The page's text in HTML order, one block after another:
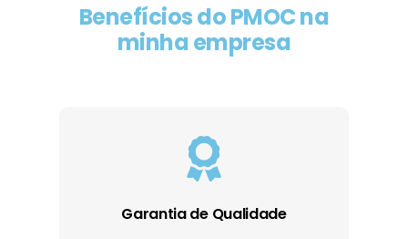
Benefícios do PMOC na
minha empresa
Garantia de Qualidade